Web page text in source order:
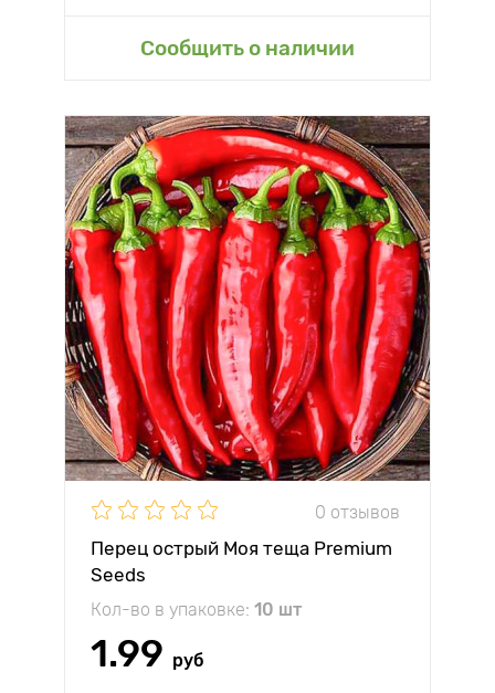
Сообщить о наличии
0 отзывов
Перец острый Моя теща Premium
Seeds
Кол-во в упаковке: 10 шт
1.99 руб